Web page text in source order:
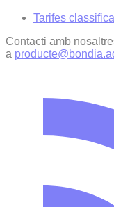
Tarifes
Contacti amb
a